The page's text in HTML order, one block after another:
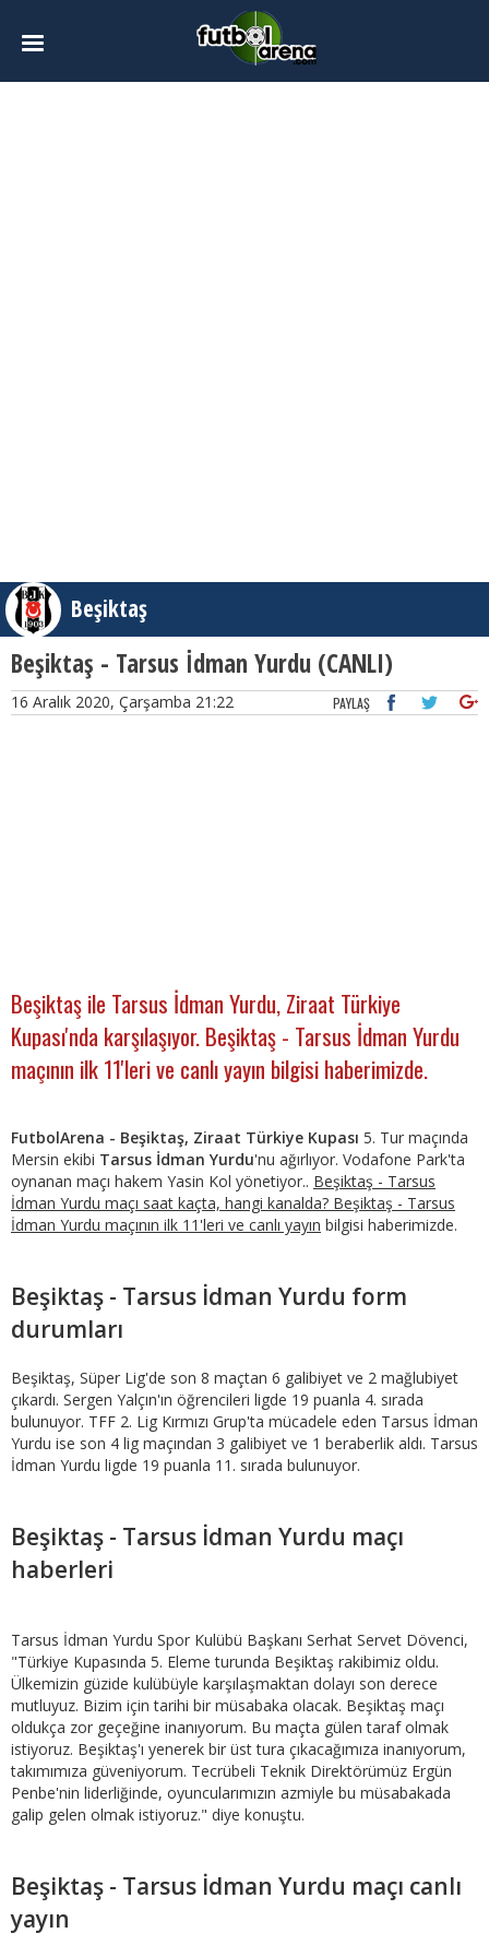
Beşiktaş
Beşiktaş - Tarsus İdman Yurdu (CANLI)
16 Aralık 2020, Çarşamba 21:22 PAYLAŞ
Beşiktaş ile Tarsus İdman Yurdu, Ziraat Türkiye
Kupası'nda karşılaşıyor. Beşiktaş - Tarsus İdman Yurdu
maçının ilk 11'leri ve canlı yayın bilgisi haberimizde.
FutbolArena - Beşiktaş, Ziraat Türkiye Kupası 5. Tur maçında
Mersin ekibi Tarsus İdman Yurdu'nu ağırlıyor. Vodafone Park'ta
oynanan maçı hakem Yasin Kol yönetiyor.. Beşiktaş - Tarsus
İdman Yurdu maçı saat kaçta, hangi kanalda? Beşiktaş - Tarsus
İdman Yurdu maçının ilk 11'leri ve canlı yayın bilgisi haberimizde.
Beşiktaş - Tarsus İdman Yurdu form
durumları
Beşiktaş, Süper Lig'de son 8 maçtan 6 galibiyet ve 2 mağlubiyet
çıkardı. Sergen Yalçın'ın öğrencileri ligde 19 puanla 4. sırada
bulunuyor. TFF 2. Lig Kırmızı Grup'ta mücadele eden Tarsus İdman
Yurdu ise son 4 lig maçından 3 galibiyet ve 1 beraberlik aldı. Tarsus
İdman Yurdu ligde 19 puanla 11. sırada bulunuyor.
Beşiktaş - Tarsus İdman Yurdu maçı
haberleri
Tarsus İdman Yurdu Spor Kulübü Başkanı Serhat Servet Dövenci,
"Türkiye Kupasında 5. Eleme turunda Beşiktaş rakibimiz oldu.
Ülkemizin güzide kulübüyle karşılaşmaktan dolayı son derece
mutluyuz. Bizim için tarihi bir müsabaka olacak. Beşiktaş maçı
oldukça zor geçeğine inanıyorum. Bu maçta gülen taraf olmak
istiyoruz. Beşiktaş'ı yenerek bir üst tura çıkacağımıza inanıyorum,
takımımıza güveniyorum. Tecrübeli Teknik Direktörümüz Ergün
Penbe'nin liderliğinde, oyuncularımızın azmiyle bu müsabakada
galip gelen olmak istiyoruz." diye konuştu.
Beşiktaş - Tarsus İdman Yurdu maçı canlı
yayın